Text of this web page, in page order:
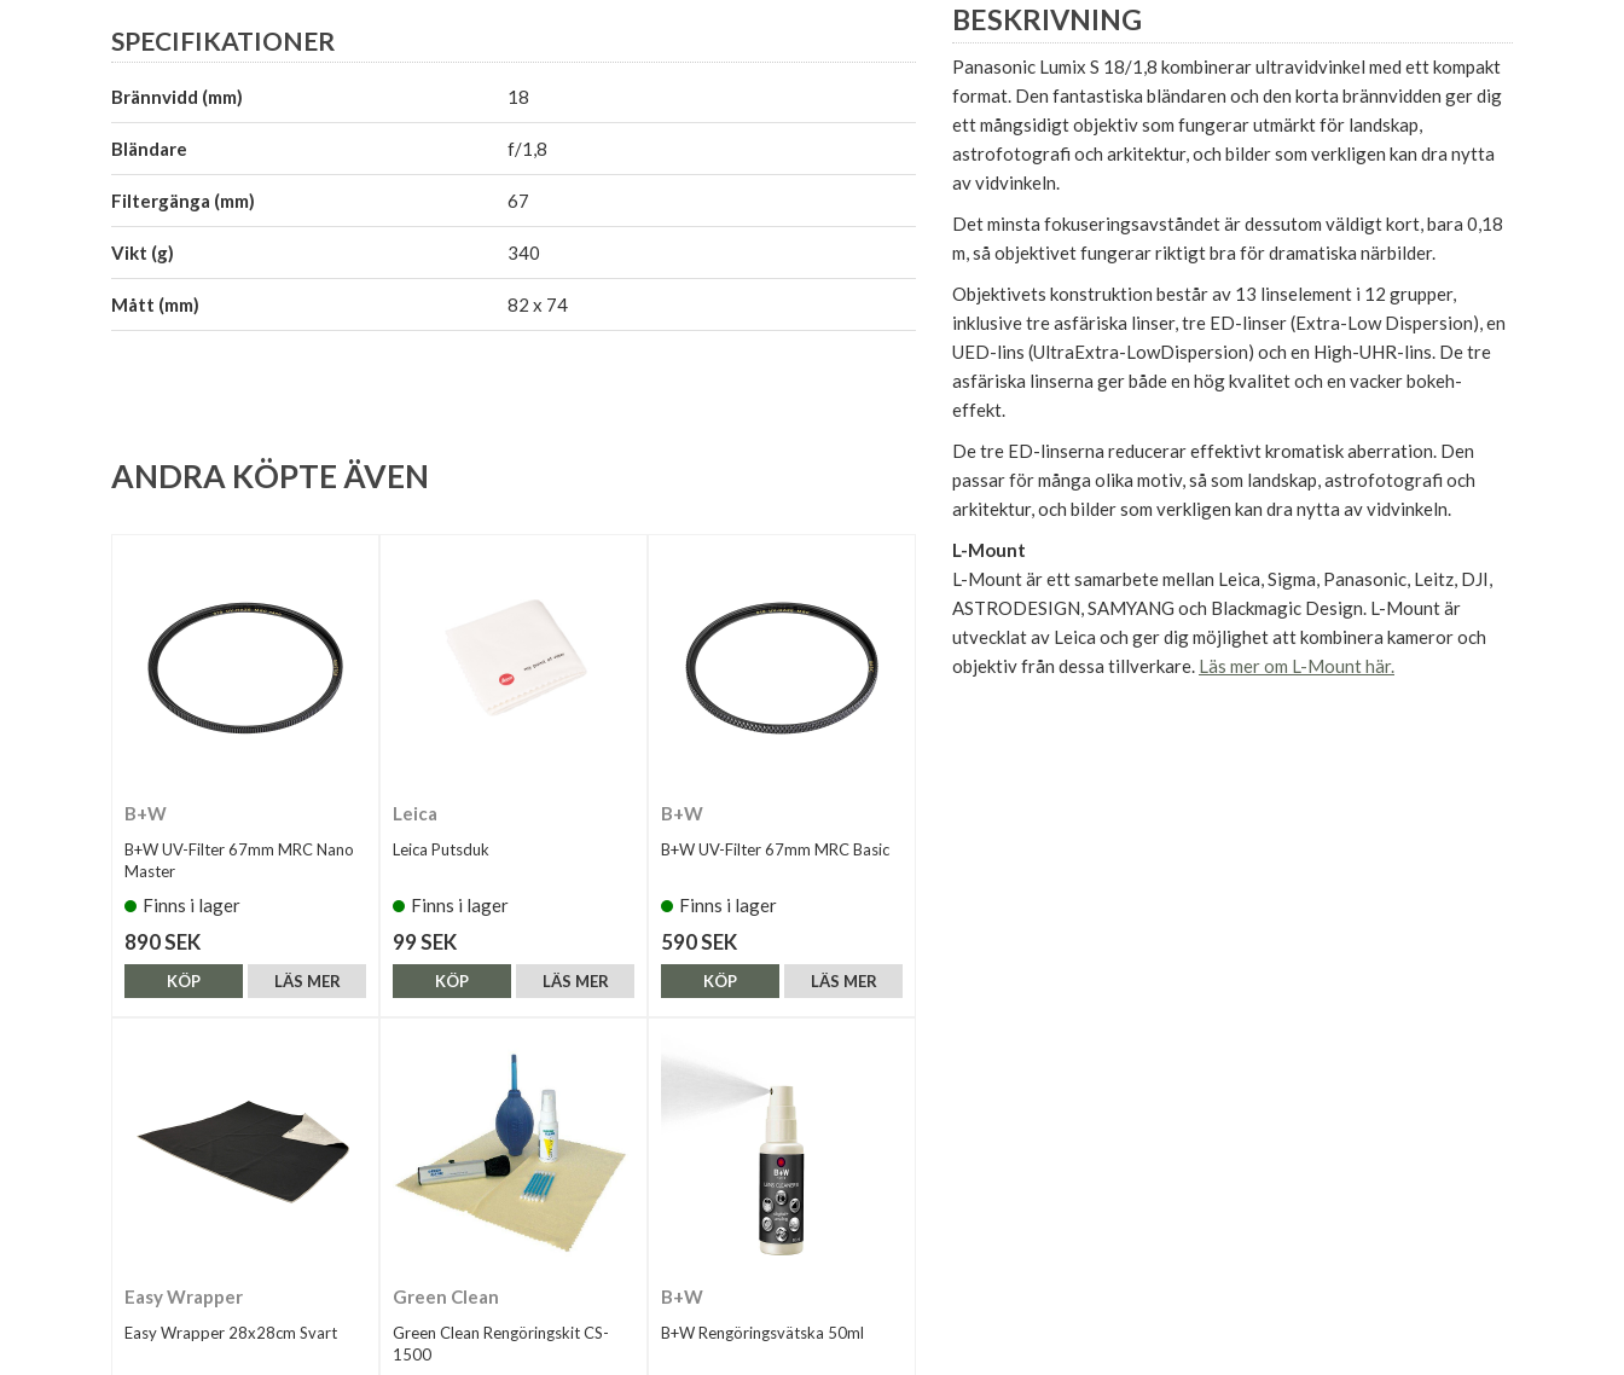
BESKRIVNING
Panasonic Lumix S 18/1,8 kombinerar ultravidvinkel med ett kompakt
format. Den fantastiska bländaren och den korta brännvidden ger dig
ett mångsidigt objektiv som fungerar utmärkt för landskap,
astrofotografi och arkitektur, och bilder som verkligen kan dra nytta
av vidvinkeln.
Det minsta fokuseringsavståndet är dessutom väldigt kort, bara 0,18
m, så objektivet fungerar riktigt bra för dramatiska närbilder.
Objektivets konstruktion består av 13 linselement i 12 grupper,
inklusive tre asfäriska linser, tre ED-linser (Extra-Low Dispersion), en
UED-lins (UltraExtra-LowDispersion) och en High-UHR-lins. De tre
asfäriska linserna ger både en hög kvalitet och en vacker bokeh-
effekt.
De tre ED-linserna reducerar effektivt kromatisk aberration. Den
passar för många olika motiv, så som landskap, astrofotografi och
arkitektur, och bilder som verkligen kan dra nytta av vidvinkeln.
L-Mount
L-Mount är ett samarbete mellan Leica, Sigma, Panasonic, Leitz, DJI,
ASTRODESIGN, SAMYANG och Blackmagic Design. L-Mount är
utvecklat av Leica och ger dig möjlighet att kombinera kameror och
objektiv från dessa tillverkare. Läs mer om L-Mount här.
SPECIFIKATIONER
Brännvidd (mm) 18
Bländare f/1,8
Filtergänga (mm) 67
Vikt (g) 340
Mått (mm) 82 x 74
ANDRA KÖPTE ÄVEN
B+W
B+W UV-Filter 67mm MRC Nano
Master
Finns i lager
890 SEK
LÄS MER
KÖP
Leica
Leica Putsduk
Finns i lager
99 SEK
LÄS MER
KÖP
B+W
B+W UV-Filter 67mm MRC Basic
Finns i lager
590 SEK
LÄS MER
KÖP
Easy Wrapper
Easy Wrapper 28x28cm Svart
Green Clean
Green Clean Rengöringskit CS-
1500
B+W
B+W Rengöringsvätska 50ml